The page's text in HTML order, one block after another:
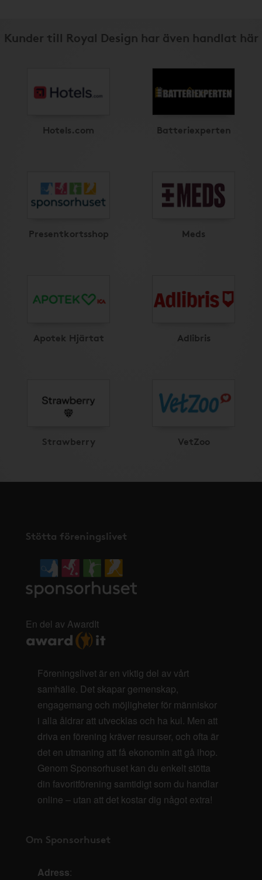
Kunder till Royal Design har även handlat här
Hotels.com Batteriexperten
Presentkortsshop Meds
Apotek Hjärtat Adlibris
Strawberry VetZoo
Stötta föreningslivet
En del av AwardIt
Föreningslivet är en viktig del av vårt
samhälle. Det skapar gemenskap,
engagemang och möjligheter för människor
i alla åldrar att utvecklas och ha kul. Men att
driva en förening kräver resurser, och ofta är
det en utmaning att få ekonomin att gå ihop.
Genom Sponsorhuset kan du enkelt stötta
din favoritförening samtidigt som du handlar
online – utan att det kostar dig något extra!
Om Sponsorhuset
Adress: